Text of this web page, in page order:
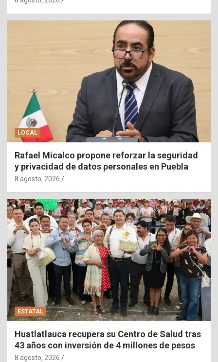
LOCAL
Rafael Micalco propone reforzar la seguridad
y privacidad de datos personales en Puebla
8 agosto, 2026
ESTATAL
Huatlatlauca recupera su Centro de Salud tras
43 años con inversión de 4 millones de pesos
8 agosto, 2026